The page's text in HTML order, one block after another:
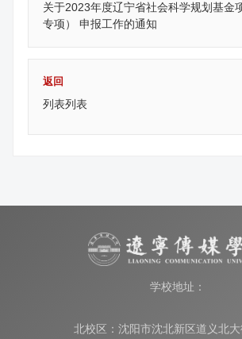
关于2023年度辽宁省社会科学规划基金
专项） 申报工作的通知
返回
列表列表
学校地址：
北校区：沈阳市沈北新区道义北